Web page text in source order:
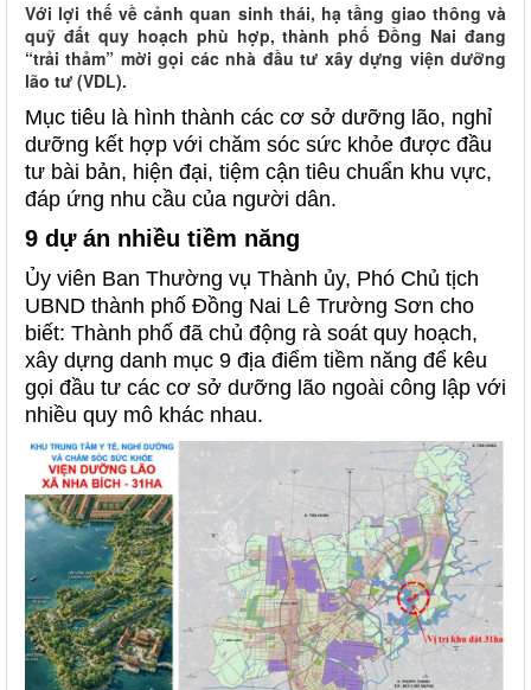
Với lợi thế về cảnh quan sinh thái, hạ tầng giao thông và
quỹ đất quy hoạch phù hợp, thành phố Đồng Nai đang
“trải thảm” mời gọi các nhà đầu tư xây dựng viện dưỡng
lão tư (VDL).
Mục tiêu là hình thành các cơ sở dưỡng lão, nghỉ
dưỡng kết hợp với chăm sóc sức khỏe được đầu
tư bài bản, hiện đại, tiệm cận tiêu chuẩn khu vực,
đáp ứng nhu cầu của người dân.
9 dự án nhiều tiềm năng
Ủy viên Ban Thường vụ Thành ủy, Phó Chủ tịch
UBND thành phố Đồng Nai Lê Trường Sơn cho
biết: Thành phố đã chủ động rà soát quy hoạch,
xây dựng danh mục 9 địa điểm tiềm năng để kêu
gọi đầu tư các cơ sở dưỡng lão ngoài công lập với
nhiều quy mô khác nhau.